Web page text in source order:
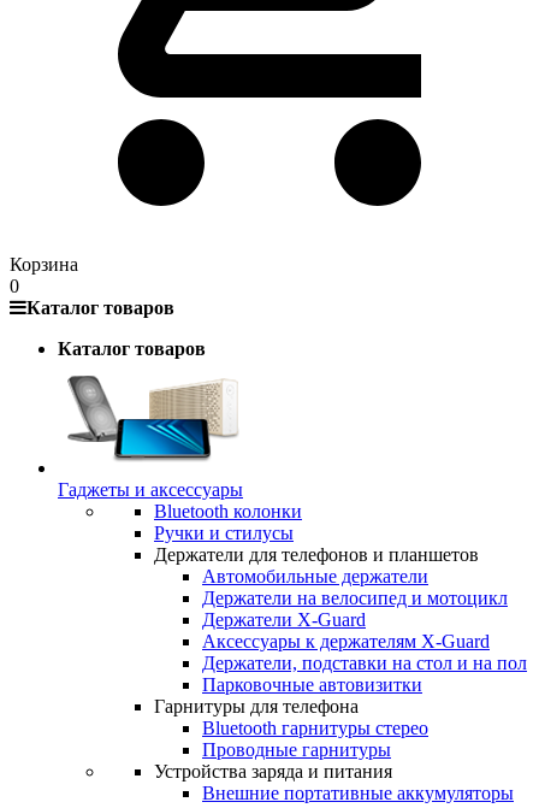
Корзина
0
Каталог товаров
Каталог товаров
Гаджеты и аксессуары
Bluetooth колонки
Ручки и стилусы
Держатели для телефонов и планшетов
Автомобильные держатели
Держатели на велосипед и мотоцикл
Держатели X-Guard
Аксессуары к держателям X-Guard
Держатели, подставки на стол и на пол
Парковочные автовизитки
Гарнитуры для телефона
Bluetooth гарнитуры стерео
Проводные гарнитуры
Устройства заряда и питания
Внешние портативные аккумуляторы